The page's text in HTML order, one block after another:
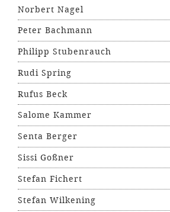
Norbert Nagel
Peter Bachmann
Philipp Stubenrauch
Rudi Spring
Rufus Beck
Salome Kammer
Senta Berger
Sissi Goßner
Stefan Fichert
Stefan Wilkening